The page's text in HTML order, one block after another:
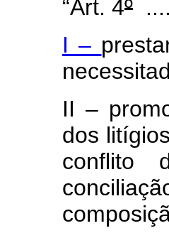
“Art. 4º
I –
II –
dos
conflito